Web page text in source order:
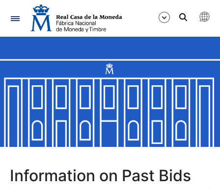
Navigation
Show/Hide
Show/Hide
Show/Hide
Information on Past Bids